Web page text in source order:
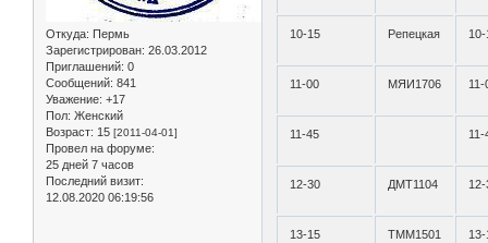
Откуда: Пермь
Зарегистрирован: 26.03.2012
Приглашений: 0
Сообщений: 841
Уважение: +17
Пол: Женский
Возраст: 15 [2011-04-01]
Провел на форуме:
25 дней 7 часов
Последний визит:
12.08.2020 06:19:56
10-15 Репецкая 10-
11-00 МЯИ1706 11-
11-45 11-
12-30 ДМТ1104 12-
13-15 ТММ1501 13-